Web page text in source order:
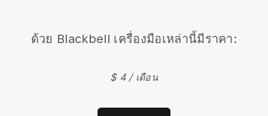
ด้วย Blackbell เครื่องมือเหล่านี้มีราคา:
$ 4 / เดือน